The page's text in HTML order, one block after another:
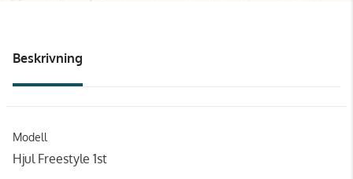
Beskrivning
Modell
Hjul Freestyle 1st